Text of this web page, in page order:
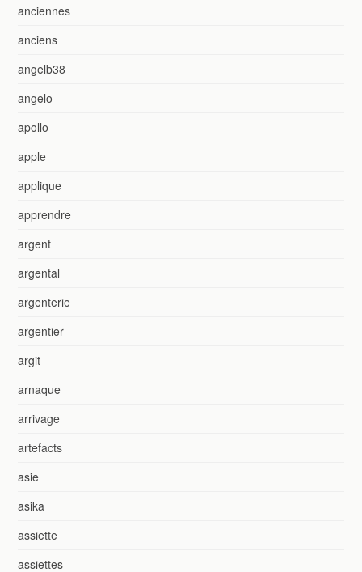
anciennes
anciens
angelb38
angelo
apollo
apple
applique
apprendre
argent
argental
argenterie
argentier
argit
arnaque
arrivage
artefacts
asie
asika
assiette
assiettes